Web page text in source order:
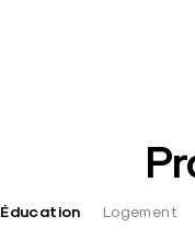
Éducation Logement